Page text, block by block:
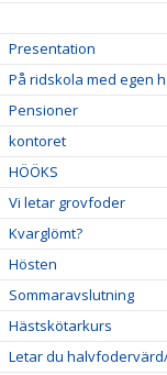
Presentation
På ridskola med egen
Pensioner
kontoret
HÖÖKS
Vi letar grovfoder
Kvarglömt?
Hösten
Sommaravslutning
Hästskötarkurs
Letar du